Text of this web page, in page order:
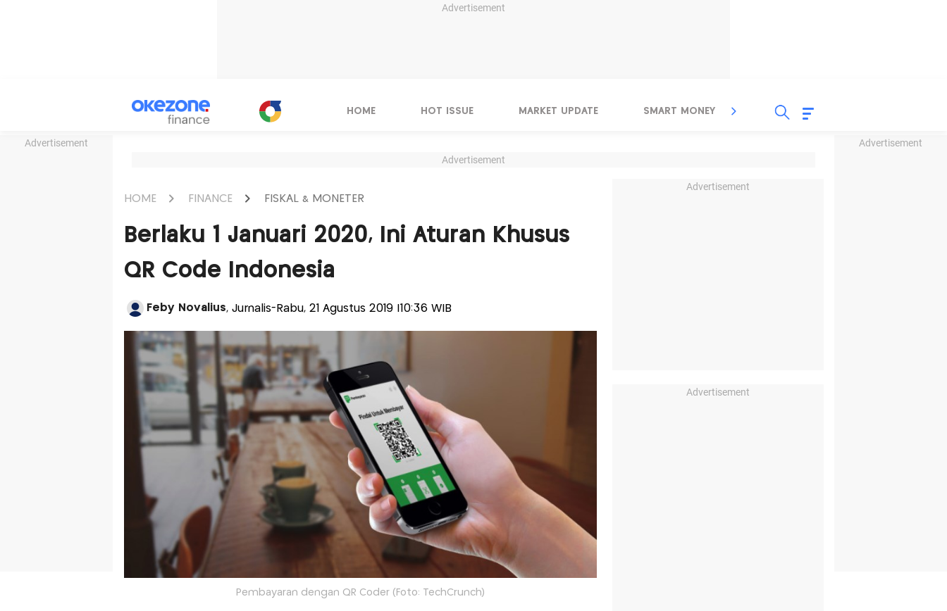
Advertisement
Advertisement Advertisement
HOME HOT ISSUE MARKET UPDATE SMART MONEY INSPIRASI BISNIS
Advertisement
HOME FINANCE FISKAL & MONETER
Berlaku 1 Januari 2020, Ini Aturan Khusus
QR Code Indonesia
Feby Novalius, Jurnalis-Rabu, 21 Agustus 2019 |10:36 WIB
Pembayaran dengan QR Coder (Foto: TechCrunch)
Advertisement
Advertisement